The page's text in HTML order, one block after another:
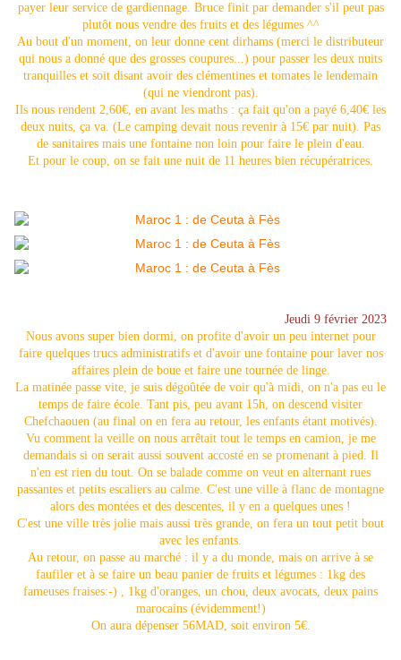
payer leur service de gardiennage. Bruce finit par demander s'il peut pas
plutôt nous vendre des fruits et des légumes ^^
Au bout d'un moment, on leur donne cent dirhams (merci le distributeur
qui nous a donné que des grosses coupures...) pour passer les deux nuits
tranquilles et soit disant avoir des clémentines et tomates le lendemain
(qui ne viendront pas).
Ils nous rendent 2,60€, en avant les maths : ça fait qu'on a payé 6,40€ les
deux nuits, ça va. (Le camping devait nous revenir à 15€ par nuit). Pas
de sanitaires mais une fontaine non loin pour faire le plein d'eau.
Et pour le coup, on se fait une nuit de 11 heures bien récupératrices.
Jeudi 9 février 2023
Nous avons super bien dormi, on profite d'avoir un peu internet pour
faire quelques trucs administratifs et d'avoir une fontaine pour laver nos
affaires plein de boue et faire une tournée de linge.
La matinée passe vite, je suis dégoûtée de voir qu'à midi, on n'a pas eu le
temps de faire école. Tant pis, peu avant 15h, on descend visiter
Chefchaouen (au final on en fera au retour, les enfants étant motivés).
Vu comment la veille on nous arrêtait tout le temps en camion, je me
demandais si on serait aussi souvent accosté en se promenant à pied. Il
n'en est rien du tout. On se balade comme on veut en alternant rues
passantes et petits escaliers au calme. C'est une ville à flanc de montagne
alors des montées et des descentes, il y en a quelques unes !
C'est une ville très jolie mais aussi très grande, on fera un tout petit bout
avec les enfants.
Au retour, on passe au marché : il y a du monde, mais on arrive à se
faufiler et à se faire un beau panier de fruits et légumes : 1kg des
fameuses fraises:-) , 1kg d'oranges, un chou, deux avocats, deux pains
marocains (évidemment!)
On aura dépenser 56MAD, soit environ 5€.